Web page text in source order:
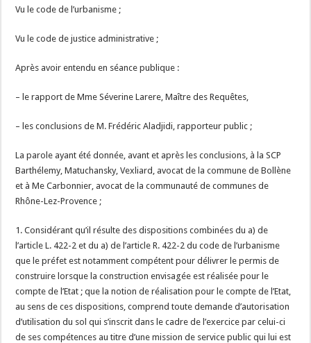
Vu le code de l’urbanisme ;
Vu le code de justice administrative ;
Après avoir entendu en séance publique :
– le rapport de Mme Séverine Larere, Maître des Requêtes,
– les conclusions de M. Frédéric Aladjidi, rapporteur public ;
La parole ayant été donnée, avant et après les conclusions, à la SCP
Barthélemy, Matuchansky, Vexliard, avocat de la commune de Bollène
et à Me Carbonnier, avocat de la communauté de communes de
Rhône-Lez-Provence ;
1. Considérant qu’il résulte des dispositions combinées du a) de
l’article L. 422-2 et du a) de l’article R. 422-2 du code de l’urbanisme
que le préfet est notamment compétent pour délivrer le permis de
construire lorsque la construction envisagée est réalisée pour le
compte de l’Etat ; que la notion de réalisation pour le compte de l’Etat,
au sens de ces dispositions, comprend toute demande d’autorisation
d’utilisation du sol qui s’inscrit dans le cadre de l’exercice par celui-ci
de ses compétences au titre d’une mission de service public qui lui est